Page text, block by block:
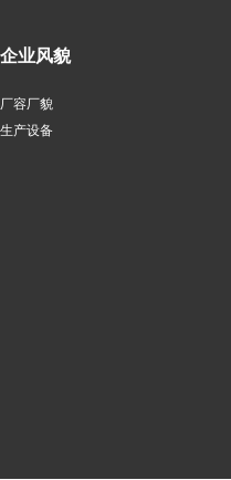
企业风貌
厂容厂貌
生产设备